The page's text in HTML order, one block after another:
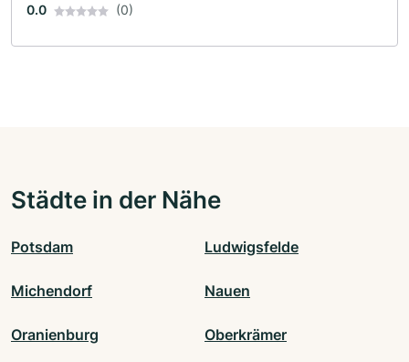
0.0 (0)
Städte in der Nähe
Potsdam Ludwigsfelde
Michendorf Nauen
Oranienburg Oberkrämer